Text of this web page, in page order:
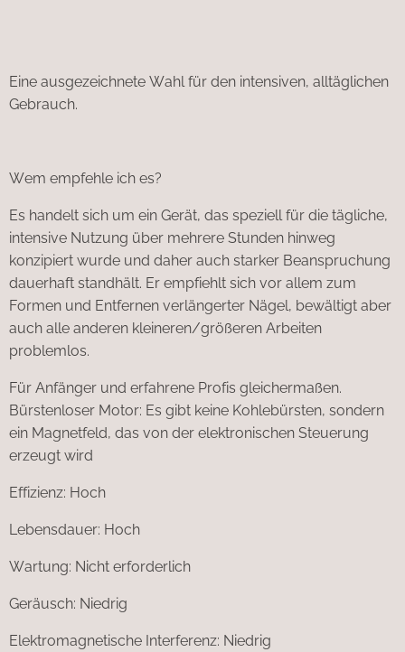
Eine ausgezeichnete Wahl für den intensiven, alltäglichen
Gebrauch.
Wem empfehle ich es?
Es handelt sich um ein Gerät, das speziell für die tägliche,
intensive Nutzung über mehrere Stunden hinweg
konzipiert wurde und daher auch starker Beanspruchung
dauerhaft standhält. Er empfiehlt sich vor allem zum
Formen und Entfernen verlängerter Nägel, bewältigt aber
auch alle anderen kleineren/größeren Arbeiten
problemlos.
Für Anfänger und erfahrene Profis gleichermaßen.
Bürstenloser Motor: Es gibt keine Kohlebürsten, sondern
ein Magnetfeld, das von der elektronischen Steuerung
erzeugt wird
Effizienz: Hoch
Lebensdauer: Hoch
Wartung: Nicht erforderlich
Geräusch: Niedrig
Elektromagnetische Interferenz: Niedrig